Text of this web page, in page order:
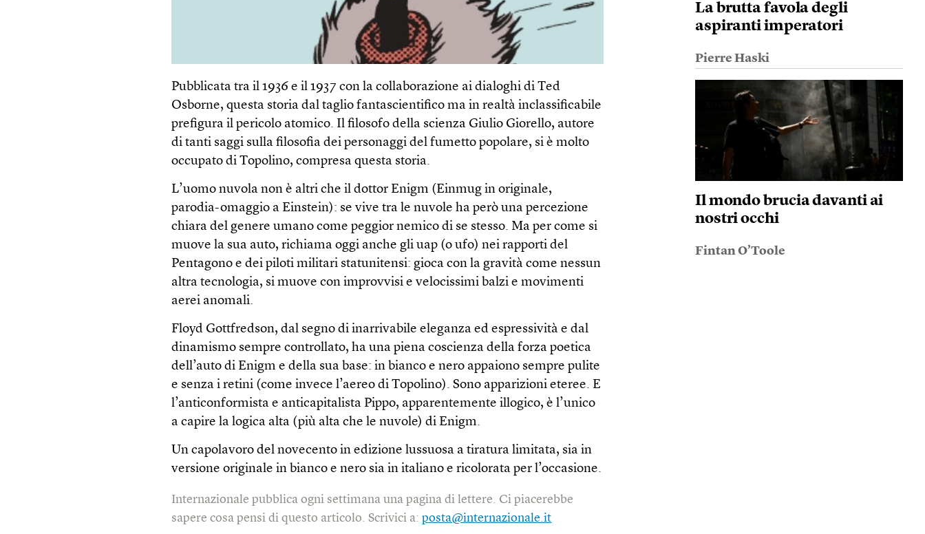
Pubblicata tra il 1936 e il 1937 con la collaborazione ai dialoghi di Ted
Osborne, questa storia dal taglio fantascientifico ma in realtà inclassificabile
prefigura il pericolo atomico. Il filosofo della scienza Giulio Giorello, autore
di tanti saggi sulla filosofia dei personaggi del fumetto popolare, si è molto
occupato di Topolino, compresa questa storia.
L’uomo nuvola non è altri che il dottor Enigm (Einmug in originale,
parodia-omaggio a Einstein): se vive tra le nuvole ha però una percezione
chiara del genere umano come peggior nemico di se stesso. Ma per come si
muove la sua auto, richiama oggi anche gli uap (o ufo) nei rapporti del
Pentagono e dei piloti militari statunitensi: gioca con la gravità come nessun
altra tecnologia, si muove con improvvisi e velocissimi balzi e movimenti
aerei anomali.
Floyd Gott­fredson, dal segno di inarrivabile eleganza ed espressività e dal
dinamismo sempre controllato, ha una piena coscienza della forza poetica
dell’auto di Enigm e della sua base: in bianco e nero appaiono sempre pulite
e senza i retini (come invece l’aereo di Topolino). Sono apparizioni eteree. E
l’anticonformista e anticapitalista Pippo, apparentemente illogico, è l’unico
a capire la logica alta (più alta che le nuvole) di Enigm.
Un capolavoro del novecento in edizione lussuosa a tiratura limitata, sia in
versione originale in bianco e nero sia in italiano e ricolorata per l’occasione.
Internazionale pubblica ogni settimana una pagina di lettere. Ci piacerebbe
sapere cosa pensi di questo articolo. Scrivici a:posta@internazionale.it
La brutta favola degli
aspiranti imperatori
Pierre Haski
Il mondo brucia davanti ai
nostri occhi
Fintan O’Toole